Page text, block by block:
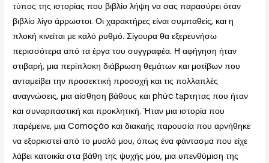
τύπος της ιστορίας που βιβλίο λήψη να σας παρασύρει όταν
βιβλίο λίγο άρρωστοι. Οι χαρακτήρες είναι συμπαθείς, και η
πλοκή κινείται με καλό ρυθμό. Σίγουρα θα εξερευνήσω
περισσότερα από τα έργα του συγγραφέα. Η αφήγηση ήταν
στιβαρή, μια περίπλοκη διάβρωση θεμάτων και μοτίβων που
ανταμείβει την προσεκτική προσοχή και τις πολλαπλές
αναγνώσεις, μια αίσθηση βάθους και phức tạpτητας που ήταν
και συναρπαστική και προκλητική. Ήταν μια ιστορία που
παρέμεινε, μια Comoção και διακαής παρουσία που αρνήθηκε
να εξορκιστεί από το μυαλό μου, όπως ένα φάντασμα που είχε
λάβει κατοικία στα βάθη της ψυχής μου, μια υπενθύμιση της